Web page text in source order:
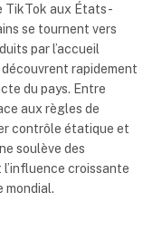
TikTok aux États-
se tournent vers
par l’accueil
rapidement
du pays. Entre
aux règles de
contrôle étatique et
soulève des
l’influence croissante
mondial.